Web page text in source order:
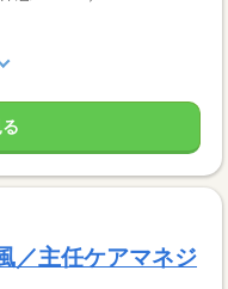
／主任ケアマネジ